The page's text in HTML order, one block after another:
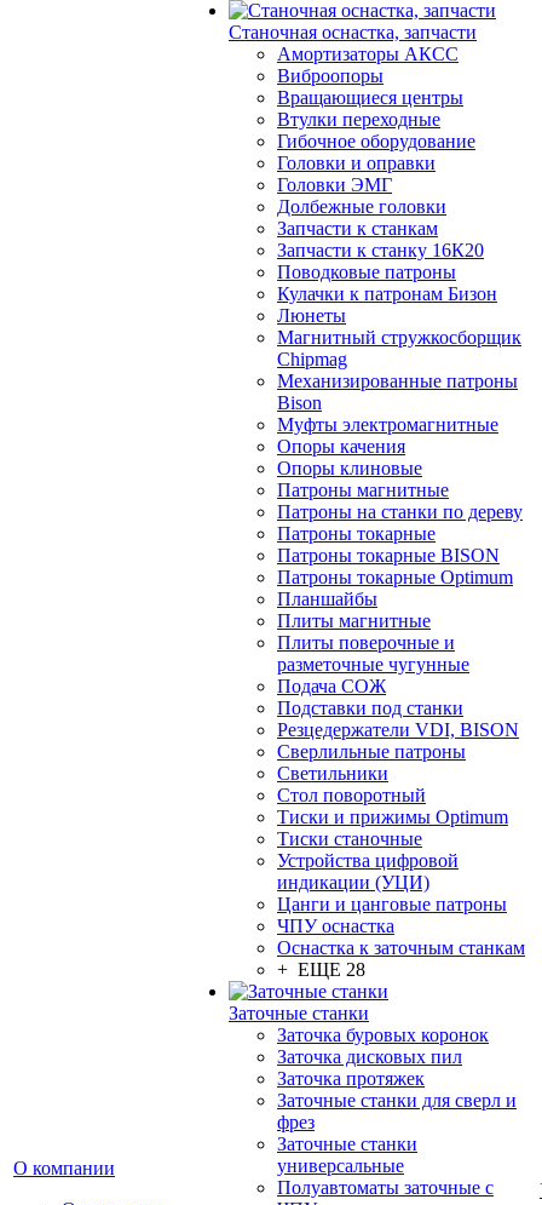
О компании
Станочная оснастка, запчасти
Амортизаторы АКСС
Виброопоры
Вращающиеся центры
Втулки переходные
Гибочное оборудование
Головки и оправки
Головки ЭМГ
Долбежные головки
Запчасти к станкам
Запчасти к станку 16К20
Поводковые патроны
Кулачки к патронам Бизон
Люнеты
Магнитный стружкосборщик
Chipmag
Механизированные патроны
Bison
Муфты электромагнитные
Опоры качения
Опоры клиновые
Патроны магнитные
Патроны на станки по дереву
Патроны токарные
Патроны токарные BISON
Патроны токарные Optimum
Планшайбы
Плиты магнитные
Плиты поверочные и
разметочные чугунные
Подача СОЖ
Подставки под станки
Резцедержатели VDI, BISON
Сверлильные патроны
Светильники
Стол поворотный
Тиски и прижимы Optimum
Тиски станочные
Устройства цифровой
индикации (УЦИ)
Цанги и цанговые патроны
ЧПУ оснастка
Оснастка к заточным станкам
+ ЕЩЕ 28
Заточные станки
Заточка буровых коронок
Заточка дисковых пил
Заточка протяжек
Заточные станки для сверл и
фрез
Заточные станки
универсальные
Полуавтоматы заточные с